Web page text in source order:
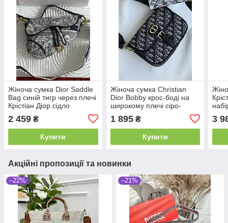
Жіноча сумка Dior Saddle
Bag синій тигр через плечі
Крістіан Діор сідло
2 459 ₴
Купити
Жіноча сумка Christian
Dior Bobby крос-боді на
широкому плечі сіро-
Крістіан Діор
1 895₴
Купити
3
Акційні пропозиції та новинки
–22% –21%